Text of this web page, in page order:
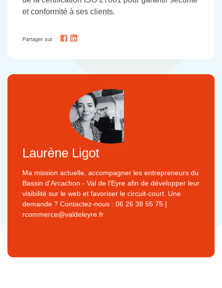
et conformité à ses clients.
Partager sur
Laurène Ligot
Ma mission actuelle, accompagner les entrepreneurs du
Bassin d'Arcachon - Val de l'Eyre afin de développer leur
visibilité sur le web et favoriser le circuit-court. Une
demande ? Contactez-nous : 06 26 38 55 75 |
rcommerce@valdeleyre.fr